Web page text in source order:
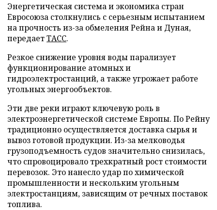
Энергетическая система и экономика стран
Евросоюза столкнулись с серьезным испытанием
на прочность из-за обмеления Рейна и Дуная,
передаетТАСС.
Резкое снижение уровня воды парализует
функционирование атомных и
гидроэлектростанций, а также угрожает работе
угольных энергообъектов.
Эти две реки играют ключевую роль в
электроэнергетической системе Европы. По Рейну
традиционно осуществляется доставка сырья и
вывоз готовой продукции. Из-за мелководья
грузоподъемность судов значительно снизилась,
что спровоцировало трехкратный рост стоимости
перевозок. Это нанесло удар по химической
промышленности и нескольким угольным
электростанциям, зависящим от речных поставок
топлива.